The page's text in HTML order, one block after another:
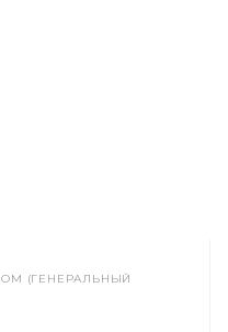
(ГЕНЕРАЛЬНЫЙ